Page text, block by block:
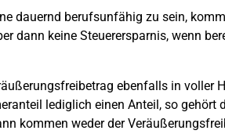
dauernd berufsunfähig zu sein,
dann keine Steuerersparnis, wenn
ebenfalls in voller
lediglich einen Anteil, so gehört
kommen weder der